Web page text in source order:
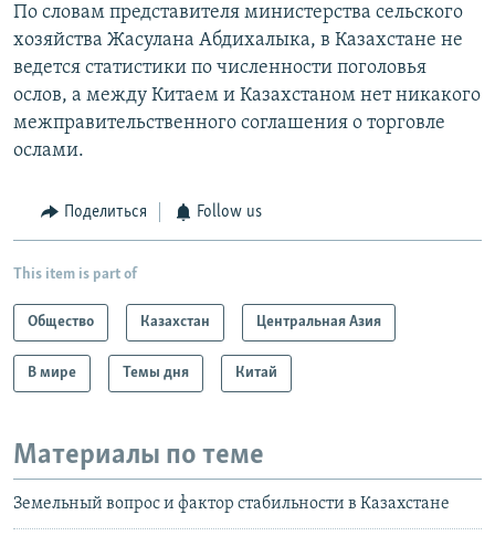
По словам представителя министерства сельского
хозяйства Жасулана Абдихалыка, в Казахстане не
ведется статистики по численности поголовья
ослов, а между Китаем и Казахстаном нет никакого
межправительственного соглашения о торговле
ослами.
Поделиться Follow us
This item is part of
Общество Казахстан Центральная Азия
В мире Темы дня Китай
Материалы по теме
Земельный вопрос и фактор стабильности в Казахстане